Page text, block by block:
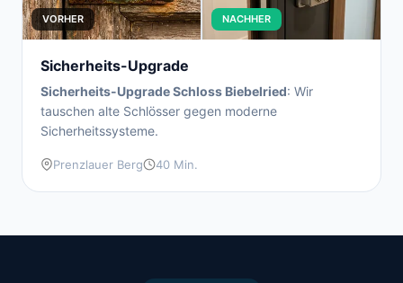
VORHER NACHHER
Sicherheits-Upgrade
Sicherheits-Upgrade Schloss Biebelried: Wir
tauschen alte Schlösser gegen moderne
Sicherheitssysteme.
Prenzlauer Berg 40 Min.